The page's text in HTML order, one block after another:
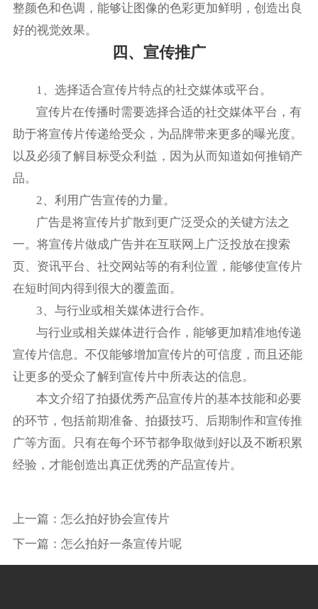
整颜色和色调，能够让图像的色彩更加鲜明，创造出良
好的视觉效果。
四、宣传推广
1、选择适合宣传片特点的社交媒体或平台。
宣传片在传播时需要选择合适的社交媒体平台，有
助于将宣传片传递给受众，为品牌带来更多的曝光度。
以及必须了解目标受众利益，因为从而知道如何推销产
品。
2、利用广告宣传的力量。
广告是将宣传片扩散到更广泛受众的关键方法之
一。将宣传片做成广告并在互联网上广泛投放在搜索
页、资讯平台、社交网站等的有利位置，能够使宣传片
在短时间内得到很大的覆盖面。
3、与行业或相关媒体进行合作。
与行业或相关媒体进行合作，能够更加精准地传递
宣传片信息。不仅能够增加宣传片的可信度，而且还能
让更多的受众了解到宣传片中所表达的信息。
本文介绍了拍摄优秀产品宣传片的基本技能和必要
的环节，包括前期准备、拍摄技巧、后期制作和宣传推
广等方面。只有在每个环节都争取做到好以及不断积累
经验，才能创造出真正优秀的产品宣传片。
上一篇： 怎么拍好协会宣传片
下一篇： 怎么拍好一条宣传片呢